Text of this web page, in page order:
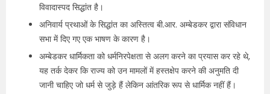
विवादास्पद सिद्धांत है।
अनिवार्य प्रथाओं के सिद्धांत का अस्तित्व बी.आर. अम्बेडकर द्वारा संविधान
सभा में दिए गए एक भाषण के कारण है।
अम्बेडकर धार्मिकता को धर्मनिरपेक्षता से अलग करने का प्रयास कर रहे थे,
यह तर्क देकर कि राज्य को उन मामलों में हस्तक्षेप करने की अनुमति दी
जानी चाहिए जो धर्म से जुड़े हैं लेकिन आंतरिक रूप से धार्मिक नहीं हैं।